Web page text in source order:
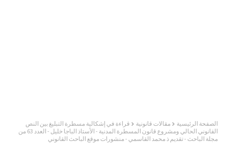
الصفحة الرئيسية مقالات قانونية
قراءة في إشكالية مسطرة التبليغ بين النص
القانوني الحالي ومشروع قانون المسطرة المدنية - الأستاذ الباجا خليل - العدد 63 من
مجلة الباحث - تقديم ذ محمد القاسمي - منشورات موقع الباحث القانوني